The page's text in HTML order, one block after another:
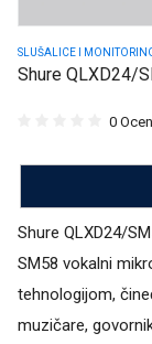
SLUŠALICE I MONITORING
Shure QLXD24/
0
Shure QLXD24/
SM58 vokalni
tehnologijom,
muzičare,